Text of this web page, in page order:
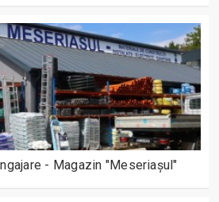
- Magazin "Meseriașul"